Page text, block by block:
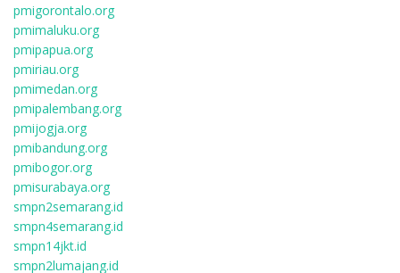
pmigorontalo.org
pmimaluku.org
pmipapua.org
pmiriau.org
pmimedan.org
pmipalembang.org
pmijogja.org
pmibandung.org
pmibogor.org
pmisurabaya.org
smpn2semarang.id
smpn4semarang.id
smpn14jkt.id
smpn2lumajang.id